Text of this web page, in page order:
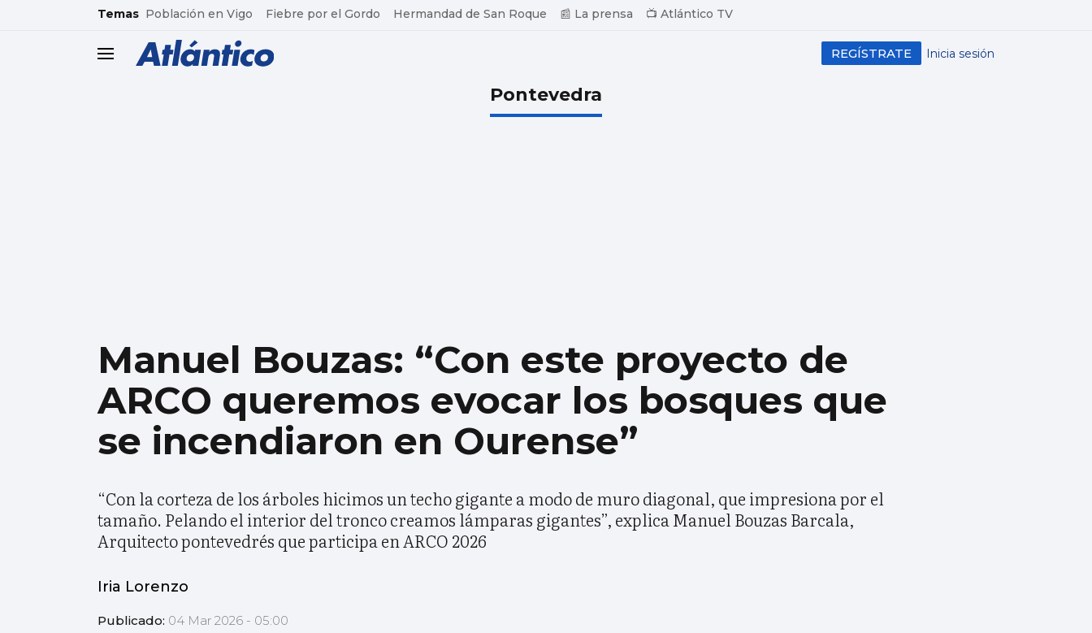
common.go-to-content
Temas Población en Vigo Fiebre por el Gordo Hermandad de San Roque 📰 La prensa 📺 Atlántico TV
header.menu.open Inicia sesión
REGÍSTRATE
Pontevedra
Manuel Bouzas: “Con este proyecto de
ARCO queremos evocar los bosques que
se incendiaron en Ourense”
“Con la corteza de los árboles hicimos un techo gigante a modo de muro diagonal, que impresiona por el
tamaño. Pelando el interior del tronco creamos lámparas gigantes”, explica Manuel Bouzas Barcala,
Arquitecto pontevedrés que participa en ARCO 2026
Iria Lorenzo
Publicado: 04 Mar 2026 - 05:00